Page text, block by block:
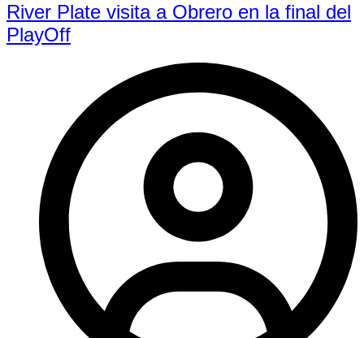
River Plate visita a Obrero en la final del
PlayOff